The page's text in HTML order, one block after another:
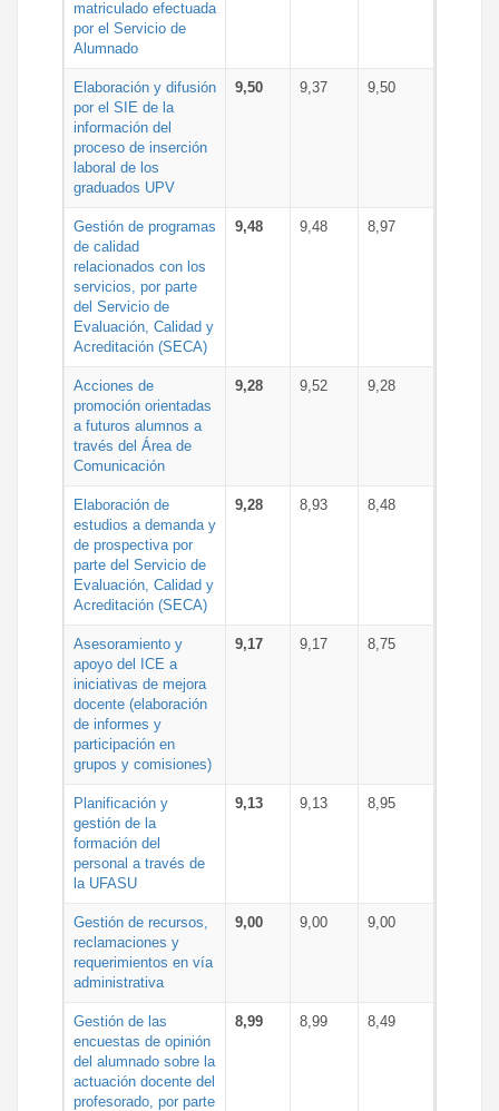
matriculado efectuada
por el Servicio de
Alumnado
Elaboración y difusión
por el SIE de la
información del
proceso de inserción
laboral de los
graduados UPV
9,50 9,37 9,50
Gestión de programas
de calidad
relacionados con los
servicios, por parte
del Servicio de
Evaluación, Calidad y
Acreditación (SECA)
9,48 9,48 8,97
Acciones de
promoción orientadas
a futuros alumnos a
través del Área de
Comunicación
9,28 9,52 9,28
Elaboración de
estudios a demanda y
de prospectiva por
parte del Servicio de
Evaluación, Calidad y
Acreditación (SECA)
9,28 8,93 8,48
Asesoramiento y
apoyo del ICE a
iniciativas de mejora
docente (elaboración
de informes y
participación en
grupos y comisiones)
9,17 9,17 8,75
Planificación y
gestión de la
formación del
personal a través de
la UFASU
9,13 9,13 8,95
Gestión de recursos,
reclamaciones y
requerimientos en vía
administrativa
9,00 9,00 9,00
Gestión de las
encuestas de opinión
del alumnado sobre la
actuación docente del
profesorado, por parte
8,99 8,99 8,49